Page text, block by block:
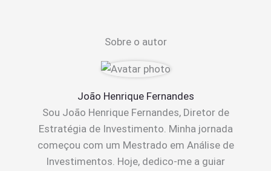
Sobre o autor
João Henrique Fernandes
Sou João Henrique Fernandes, Diretor de
Estratégia de Investimento. Minha jornada
começou com um Mestrado em Análise de
Investimentos. Hoje, dedico-me a guiar